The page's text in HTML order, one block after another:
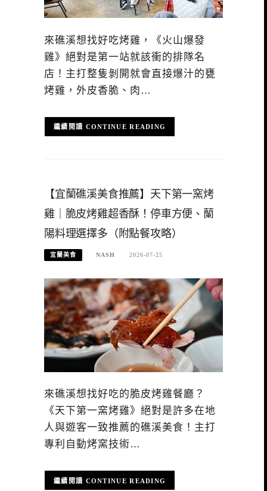
來礁溪想找好吃烤雞，《火山爆發
雞》絕對是第一站就該衝的排隊名
店！主打整隻剝開就會直接爆汁的甕
烤雞，外皮香脆、肉…
CONTINUE READING
【宜蘭礁溪美食推薦】天下第一窯烤
雞｜脆皮烤雞超香酥！停車方便、蘭
陽料理選擇多（附點餐攻略）
宜蘭美食 NASH 2026-07-25
來礁溪想找好吃的脆皮烤雞餐廳？
《天下第一窯烤雞》絕對是許多在地
人與遊客一致推薦的礁溪美食！主打
專利自動烤窯技術…
CONTINUE READING